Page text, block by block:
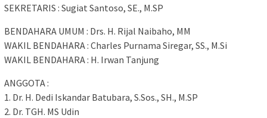
SEKRETARIS : Sugiat Santoso, SE., M.SP
BENDAHARA UMUM : Drs. H. Rijal Naibaho, MM
WAKIL BENDAHARA : Charles Purnama Siregar, SS., M.Si
WAKIL BENDAHARA : H. Irwan Tanjung
ANGGOTA :
1. Dr. H. Dedi Iskandar Batubara, S.Sos., SH., M.SP
2. Dr. TGH. MS Udin